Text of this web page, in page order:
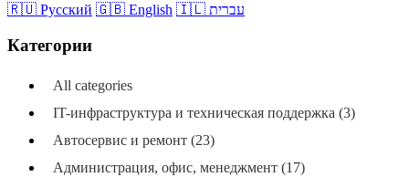
🇷🇺 Русский 🇬🇧 English 🇮🇱 עברית
Категории
All categories
IT-инфраструктура и техническая поддержка (3)
Автосервис и ремонт (23)
Администрация, офис, менеджмент (17)